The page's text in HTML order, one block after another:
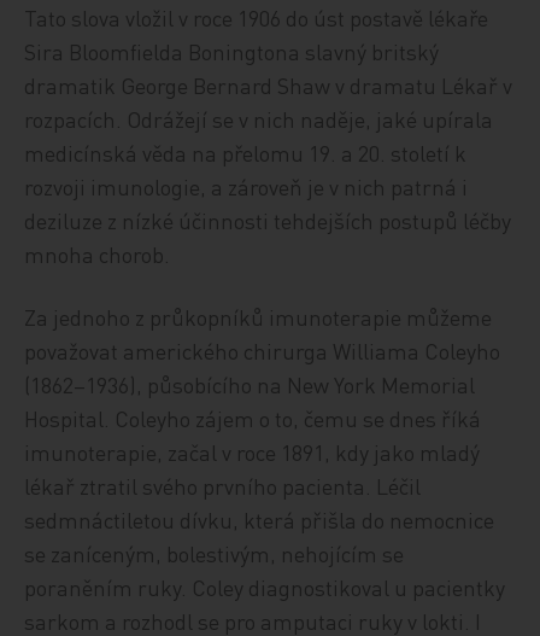
Tato slova vložil v roce 1906 do úst postavě lékaře
Sira Bloomfielda Boningtona slavný britský
dramatik George Bernard Shaw v dramatu Lékař v
rozpacích. Odrážejí se v nich naděje, jaké upírala
medicínská věda na přelomu 19. a 20. století k
rozvoji imunologie, a zároveň je v nich patrná i
deziluze z nízké účinnosti tehdejších postupů léčby
mnoha chorob.
Za jednoho z průkopníků imunoterapie můžeme
považovat amerického chirurga Williama Coleyho
(1862–1936), působícího na New York Memorial
Hospital. Coleyho zájem o to, čemu se dnes říká
imunoterapie, začal v roce 1891, kdy jako mladý
lékař ztratil svého prvního pacienta. Léčil
sedmnáctiletou dívku, která přišla do nemocnice
se zaníceným, bolestivým, nehojícím se
poraněním ruky. Coley diagnostikoval u pacientky
sarkom a rozhodl se pro amputaci ruky v lokti. I